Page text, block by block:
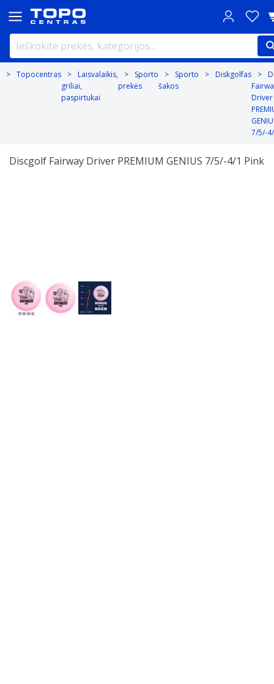
Topocentras
Laisvalaikis,
griliai,
paspirtukai
Sporto
prekės
Sporto
šakos
Diskgolfas
Driver
7/5/-
Discgolf Fairway Driver PREMIUM GENIUS 7/5/-4/1 Pink